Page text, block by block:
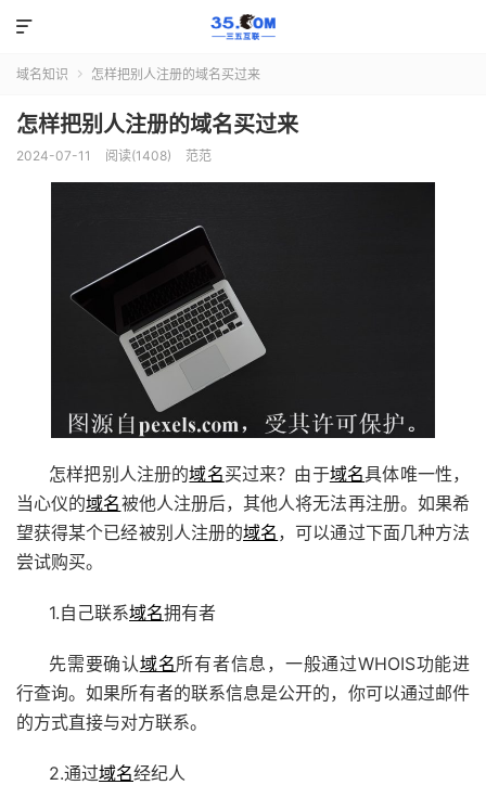

域名知识  怎样把别人注册的域名买过来
怎样把别人注册的域名买过来
2024-07-11 阅读(1408) 范范
怎样把别人注册的域名买过来？由于域名具体唯一性，
当心仪的域名被他人注册后，其他人将无法再注册。如果希
望获得某个已经被别人注册的域名 ，可以通过下面几种方法
尝试购买。
1.自己联系域名拥有者
先需要确认域名所有者信息，一般通过WHOIS功能进
行查询。如果所有者的联系信息是公开的，你可以通过邮件
的方式直接与对方联系。
2.通过域名经纪人